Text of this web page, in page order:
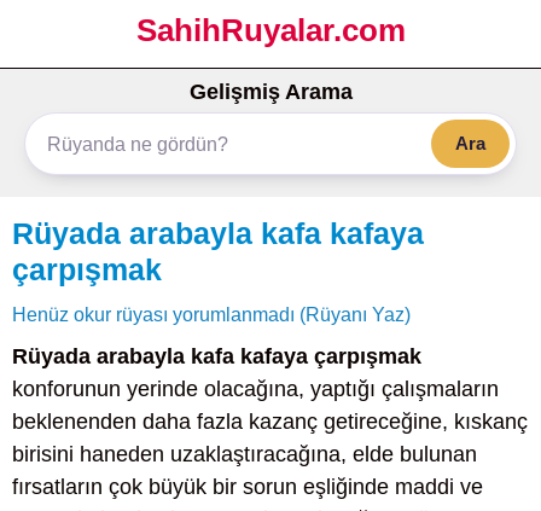
SahihRuyalar.com
Gelişmiş Arama
Ara
Rüyada arabayla kafa kafaya
çarpışmak
Henüz okur rüyası yorumlanmadı (Rüyanı Yaz)
Rüyada arabayla kafa kafaya çarpışmak
konforunun yerinde olacağına, yaptığı çalışmaların
beklenenden daha fazla kazanç getireceğine, kıskanç
birisini haneden uzaklaştıracağına, elde bulunan
fırsatların çok büyük bir sorun eşliğinde maddi ve